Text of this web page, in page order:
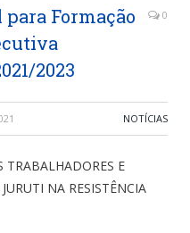
para Formação
2023
0
NOTÍCIAS
TRABALHADORES E
NA RESISTÊNCIA